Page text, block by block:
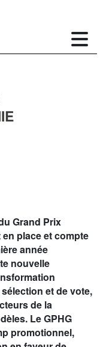
Grand Prix
en place et compte
année
nouvelle
et de vote,
de la
Le GPHG
promotionnel,